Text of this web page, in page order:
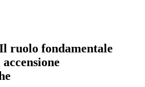
ruolo fondamentale